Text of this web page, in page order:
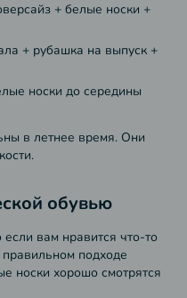
+ белые носки +
+ рубашка на выпуск +
носки до середины
в летнее время. Они
обувью
вам нравится что-то
подходе
носки хорошо смотрятся